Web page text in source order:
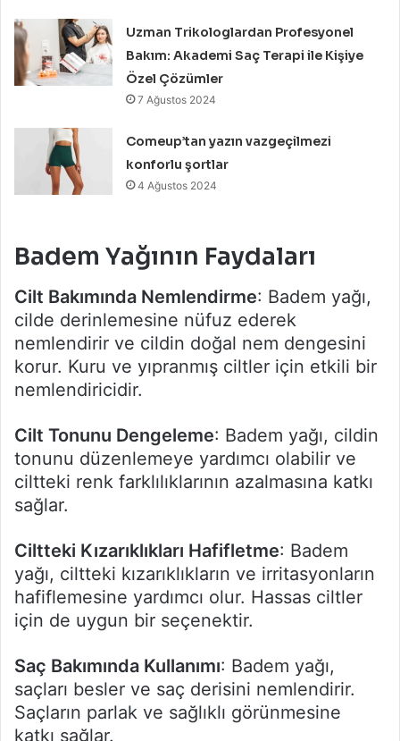
Uzman Trikologlardan Profesyonel
Bakım: Akademi Saç Terapi ile Kişiye
Özel Çözümler
7 Ağustos 2024
Comeup’tan yazın vazgeçilmezi
konforlu şortlar
4 Ağustos 2024
Badem Yağının Faydaları
Cilt Bakımında Nemlendirme: Badem yağı,
cilde derinlemesine nüfuz ederek
nemlendirir ve cildin doğal nem dengesini
korur. Kuru ve yıpranmış ciltler için etkili bir
nemlendiricidir.
Cilt Tonunu Dengeleme: Badem yağı, cildin
tonunu düzenlemeye yardımcı olabilir ve
ciltteki renk farklılıklarının azalmasına katkı
sağlar.
Ciltteki Kızarıklıkları Hafifletme: Badem
yağı, ciltteki kızarıklıkların ve irritasyonların
hafiflemesine yardımcı olur. Hassas ciltler
için de uygun bir seçenektir.
Saç Bakımında Kullanımı: Badem yağı,
saçları besler ve saç derisini nemlendirir.
Saçların parlak ve sağlıklı görünmesine
katkı sağlar.